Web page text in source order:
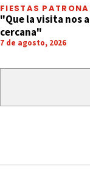
FIESTAS
"Que la visita nos
cercana"
7 de agosto, 2026